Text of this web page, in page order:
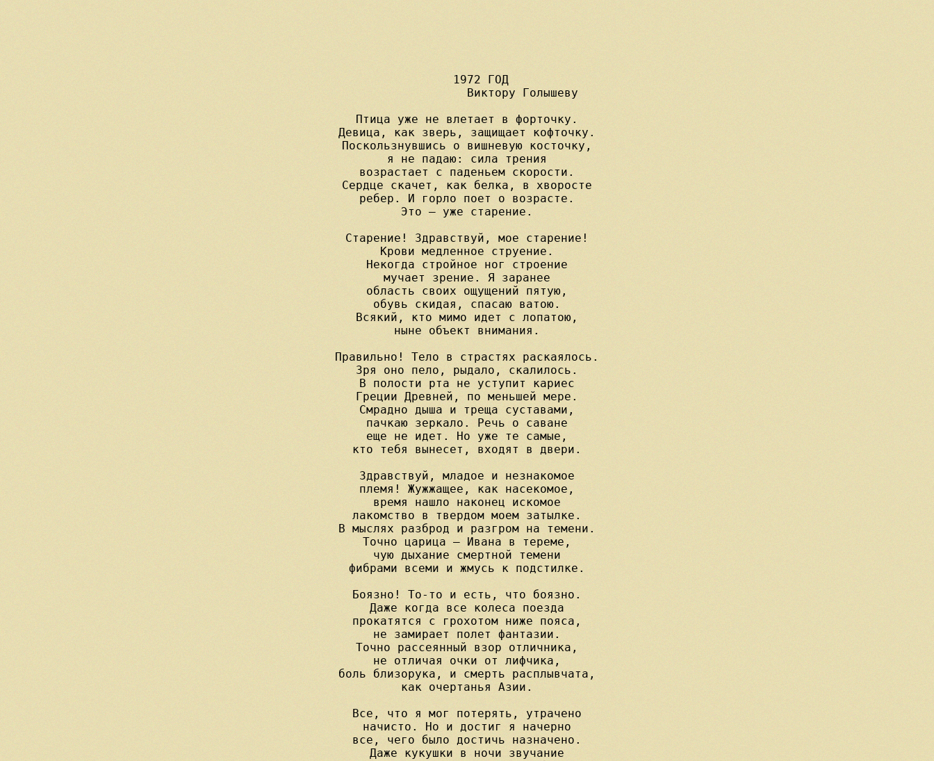
     1972 ГОД
                Виктору Голышеву
Птица уже не влетает в форточку.
Девица, как зверь, защищает кофточку.
Поскользнувшись о вишневую косточку,
я не падаю: сила трения
возрастает с паденьем скорости.
Сердце скачет, как белка, в хворосте
ребер. И горло поет о возрасте.
Это — уже старение.
Старение! Здравствуй, мое старение!
Крови медленное струение.
Некогда стройное ног строение
мучает зрение. Я заранее
область своих ощущений пятую,
обувь скидая, спасаю ватою.
Всякий, кто мимо идет с лопатою,
ныне объект внимания.
Правильно! Тело в страстях раскаялось.
Зря оно пело, рыдало, скалилось.
В полости рта не уступит кариес
Греции Древней, по меньшей мере.
Смрадно дыша и треща суставами,
пачкаю зеркало. Речь о саване
еще не идет. Но уже те самые,
кто тебя вынесет, входят в двери.
Здравствуй, младое и незнакомое
племя! Жужжащее, как насекомое,
время нашло наконец искомое
лакомство в твердом моем затылке.
В мыслях разброд и разгром на темени.
Точно царица — Ивана в тереме,
чую дыхание смертной темени
фибрами всеми и жмусь к подстилке.
Боязно! То-то и есть, что боязно.
Даже когда все колеса поезда
прокатятся с грохотом ниже пояса,
не замирает полет фантазии.
Точно рассеянный взор отличника,
не отличая очки от лифчика,
боль близорука, и смерть расплывчата,
как очертанья Азии.
Все, что я мог потерять, утрачено
начисто. Но и достиг я начерно
все, чего было достичь назначено.
Даже кукушки в ночи звучание